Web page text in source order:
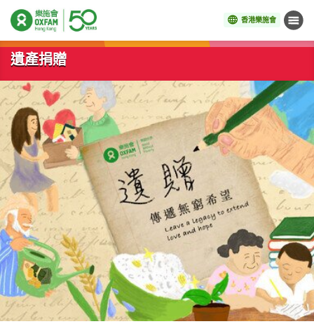
香港樂施會 目錄
開始主要內容
遺產捐贈